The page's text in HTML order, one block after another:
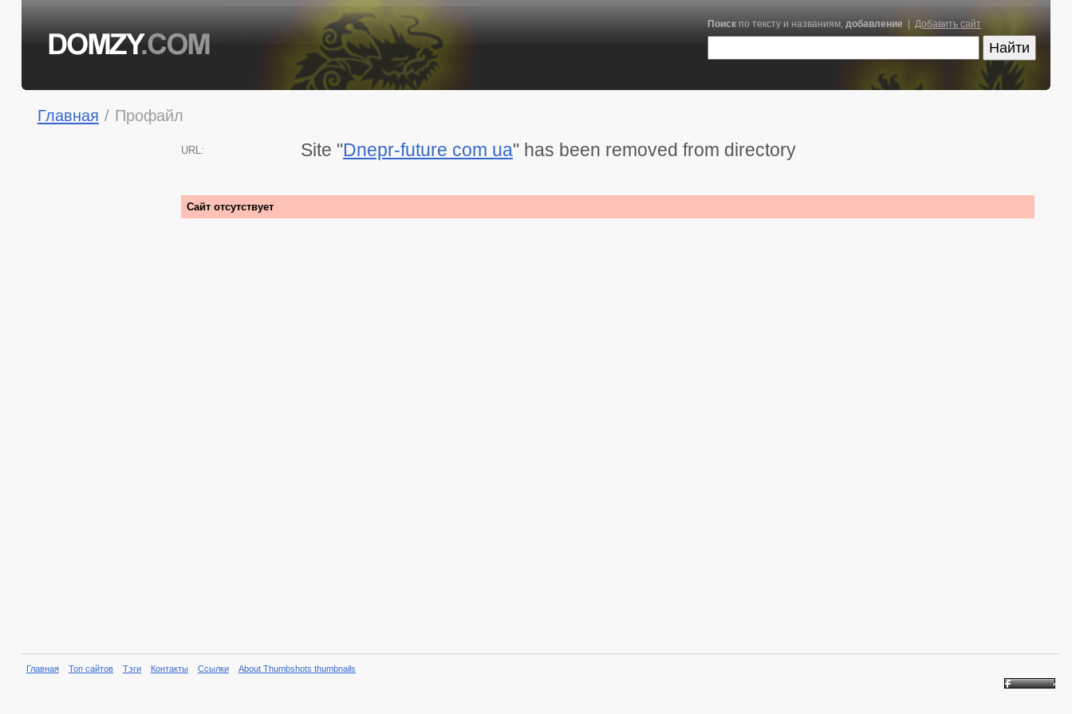
Поискпо тексту и названиям, добавление| Добавить сайт
Главная / Профайл
URL: Site "Dnepr-future com ua" has been removed from directory
Сайт отсутствует
Главная Топ сайтов Тэги Контакты Ссылки About Thumbshots thumbnails